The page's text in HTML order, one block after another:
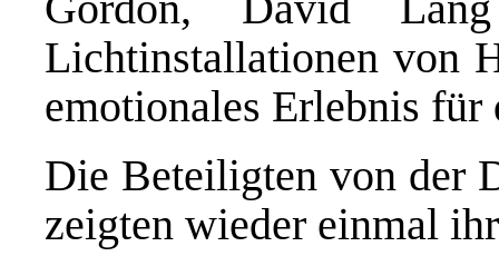
Lichtinstallationen von
emotionales Erlebnis für
Die Beteiligten von der
zeigten wieder einmal